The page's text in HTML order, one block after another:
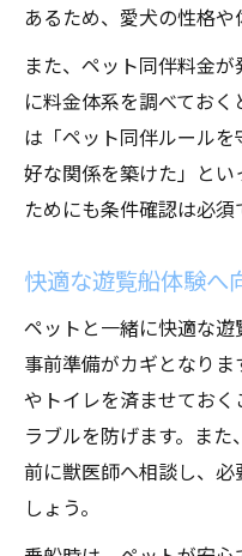
ち
家族みんなで
ペット同伴ク
介
遊覧船で家族
方法
あるため、愛犬の性格や
また、ペット同伴料金
に料金体系を調べてお
は「ペット同伴ルール
好な関係を築けた」と
ためにも条件確認は必須
快適な遊覧船体験へ
ペットと一緒に快適な遊
事前準備がカギとなり
やトイレを済ませてお
ラブルを防げます。ま
前に獣医師へ相談し、
しょう。